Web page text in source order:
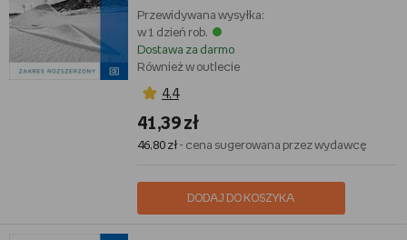
Przewidywana wysyłka:
w 1 dzień rob.
Dostawa za darmo
Również w outlecie
4,4
41,39 zł
46,80 zł- cena sugerowana przez wydawcę
DODAJ DO KOSZYKA